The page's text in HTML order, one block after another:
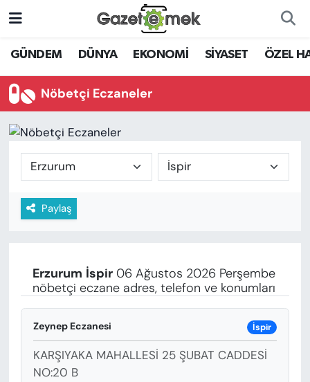
GÜNDEM DÜNYA EKONOMİ SİYASET ÖZEL
Nöbetçi Eczaneler
Paylaş
Erzurum İspir06 Ağustos 2026 Perşembe
nöbetçi eczane adres, telefon ve konumları
Zeynep Eczanesi İspir
KARŞIYAKA MAHALLESİ 25 ŞUBAT CADDESİ
NO:20 B
DÜNYA
EKONOMİ
YENİ MEDYADA EMEK
GAZETECİLİĞİNİ GELİŞTİRMEK
FAYDALI BİLGİLER
EĞİTİM
SAĞLIK
Nöbetçi Eczaneler
Hava Durumu
Trafik Durumu
Son Dakika Haberleri
Haber Arşivi